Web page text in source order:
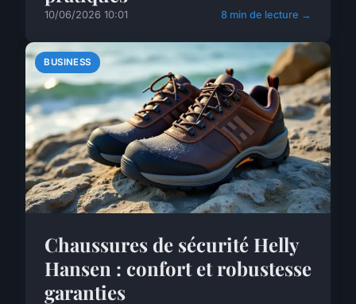
10/06/2026 10:01 8 min de lecture →
BUSINESS
Chaussures de sécurité Helly
Hansen : confort et robustesse
garanties